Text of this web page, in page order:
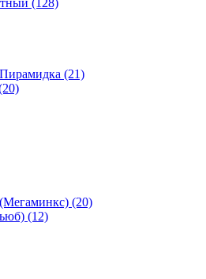
(128)
(21)
(20)
(12)